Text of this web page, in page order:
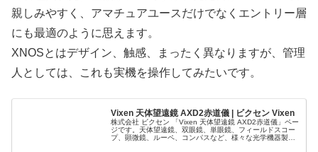
親しみやすく、アマチュアユースだけでなくエントリー層
にも最適のように思えます。
XNOSとはデザイン、触感、まったく異なりますが、管理
人としては、これも実機を操作してみたいです。
Vixen 天体望遠鏡 AXD2赤道儀 | ビクセン Vixen
株式会社 ビクセン 「Vixen 天体望遠鏡 AXD2赤道儀」ペー
ジです。天体望遠鏡、双眼鏡、単眼鏡、フィールドスコー
プ、顕微鏡、ルーペ、コンパスなど、様々な光学機器製品